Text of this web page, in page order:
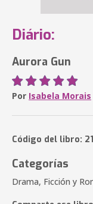
Diário:
Aurora Gun
Por Isabela Morais
Código del libro:
Categorías
Drama, Ficción y